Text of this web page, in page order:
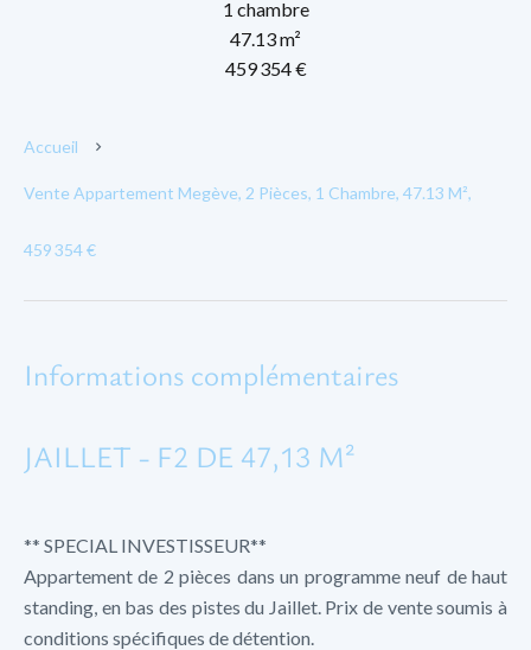
1 chambre
47.13 m²
459 354 €
Accueil
Vente Appartement Megève, 2 Pièces, 1 Chambre, 47.13 M²,
459 354 €
Informations complémentaires
JAILLET - F2 DE 47,13 M²
** SPECIAL INVESTISSEUR**
Appartement de 2 pièces dans un programme neuf de haut
standing, en bas des pistes du Jaillet. Prix de vente soumis à
conditions spécifiques de détention.